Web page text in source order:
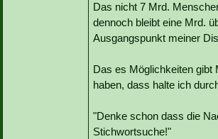
Das nicht 7 Mrd.
dennoch bleibt eine Mrd.
Ausgangspunkt meiner
Das es Möglichkeiten gibt
haben, dass halte ich
"Denke schon dass die
Stichwortsuche!"